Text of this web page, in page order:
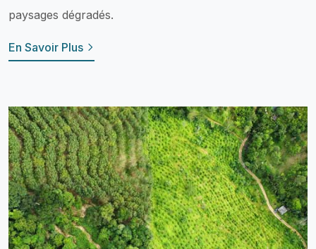
paysages dégradés.
En Savoir Plus